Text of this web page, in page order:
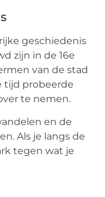
geschiedenis
zijn in de 16e
van de stad
tijd probeerde
te nemen.
en de
Als je langs de
tegen wat je